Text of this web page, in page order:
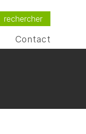
rechercher
Contact